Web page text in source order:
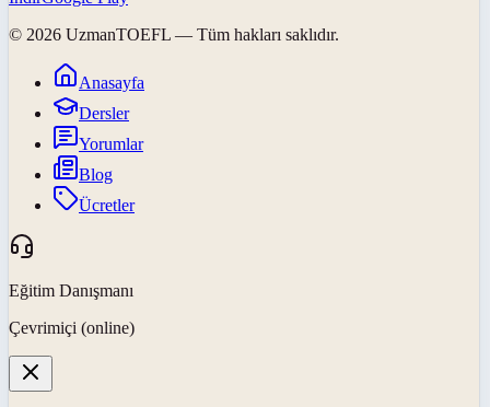
© 2026 UzmanTOEFL — Tüm hakları saklıdır.
Anasayfa
Dersler
Yorumlar
Blog
Ücretler
Eğitim Danışmanı
Çevrimiçi (online)